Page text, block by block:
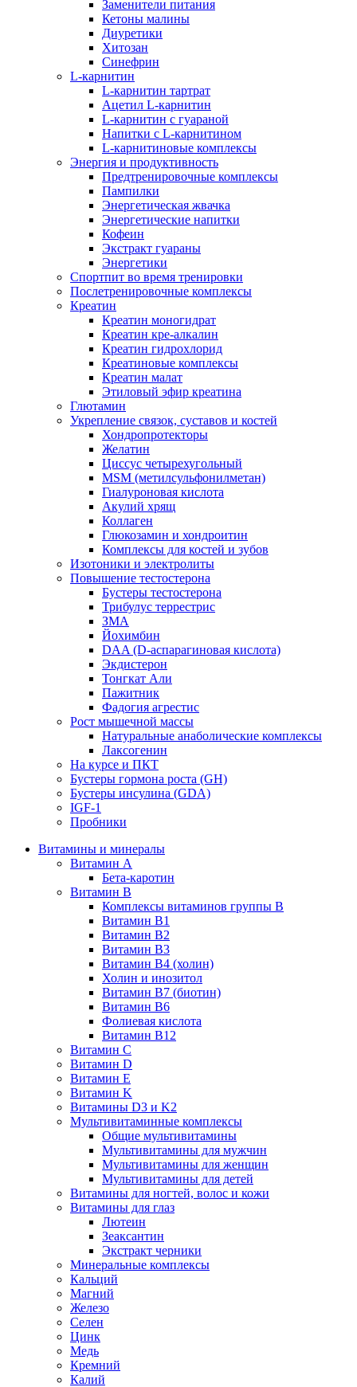
Заменители питания
Кетоны малины
Диуретики
Хитозан
Синефрин
L-карнитин
L-карнитин тартрат
Ацетил L-карнитин
L-карнитин с гуараной
Напитки c L-карнитином
L-карнитиновые комплексы
Энергия и продуктивность
Предтренировочные комплексы
Пампилки
Энергетическая жвачка
Энергетические напитки
Кофеин
Экстракт гуараны
Энергетики
Спортпит во время тренировки
Послетренировочные комплексы
Креатин
Креатин моногидрат
Креатин кре-алкалин
Креатин гидрохлорид
Креатиновые комплексы
Креатин малат
Этиловый эфир креатина
Глютамин
Укрепление связок, суставов и костей
Хондропротекторы
Желатин
Циссус четырехугольный
MSM (метилсульфонилметан)
Гиалуроновая кислота
Акулий хрящ
Коллаген
Глюкозамин и хондроитин
Комплексы для костей и зубов
Изотоники и электролиты
Повышение тестостерона
Бустеры тестостерона
Трибулус террестрис
ЗМА
Йохимбин
DAA (D-аспарагиновая кислота)
Экдистерон
Тонгкат Али
Пажитник
Фадогия агрестис
Рост мышечной массы
Натуральные анаболические комплексы
Лаксогенин
На курсе и ПКТ
Бустеры гормона роста (GH)
Бустеры инсулина (GDA)
IGF-1
Пробники
Витамины и минералы
Витамин A
Бета-каротин
Витамин B
Комплексы витаминов группы B
Витамин B1
Витамин B2
Витамин B3
Витамин B4 (холин)
Холин и инозитол
Витамин B7 (биотин)
Витамин B6
Фолиевая кислота
Витамин B12
Витамин C
Витамин D
Витамин E
Витамин K
Витамины D3 и K2
Мультивитаминные комплексы
Общие мультивитамины
Мультивитамины для мужчин
Мультивитамины для женщин
Мультивитамины для детей
Витамины для ногтей, волос и кожи
Витамины для глаз
Лютеин
Зеаксантин
Экстракт черники
Минеральные комплексы
Кальций
Магний
Железо
Селен
Цинк
Медь
Кремний
Калий